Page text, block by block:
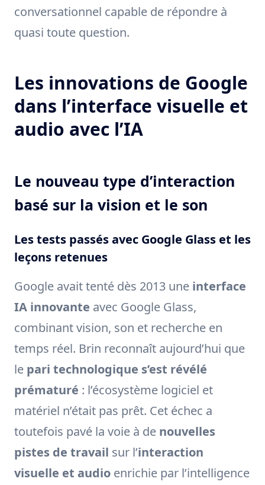
conversationnel capable de répondre à
quasi toute question.
Les innovations de Google
dans l’interface visuelle et
audio avec l’IA
Le nouveau type d’interaction
basé sur la vision et le son
Les tests passés avec Google Glass et les
leçons retenues
Google avait tenté dès 2013 une interface
IA innovante avec Google Glass,
combinant vision, son et recherche en
temps réel. Brin reconnaît aujourd’hui que
le pari technologique s’est révélé
prématuré : l’écosystème logiciel et
matériel n’était pas prêt. Cet échec a
toutefois pavé la voie à de nouvelles
pistes de travail sur l’interaction
visuelle et audio enrichie par l’intelligence